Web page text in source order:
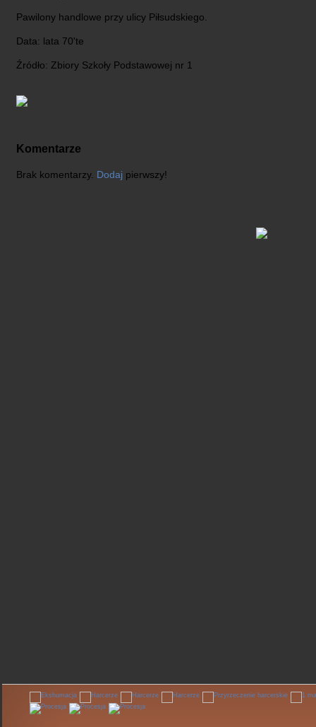
Pawilony handlowe przy ulicy Piłsudskiego.
Data: lata 70'te
Źródło: Zbiory Szkoły Podstawowej nr 1
Komentarze
Brak komentarzy. Dodaj pierwszy!